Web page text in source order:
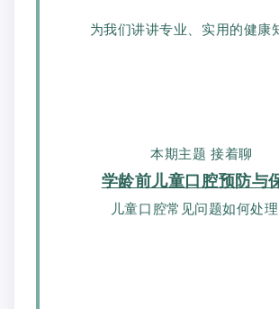
为我们讲讲专业、实用的健康
本期主题 接着聊
学龄前儿童口腔预防与
儿童口腔常见问题如何处理